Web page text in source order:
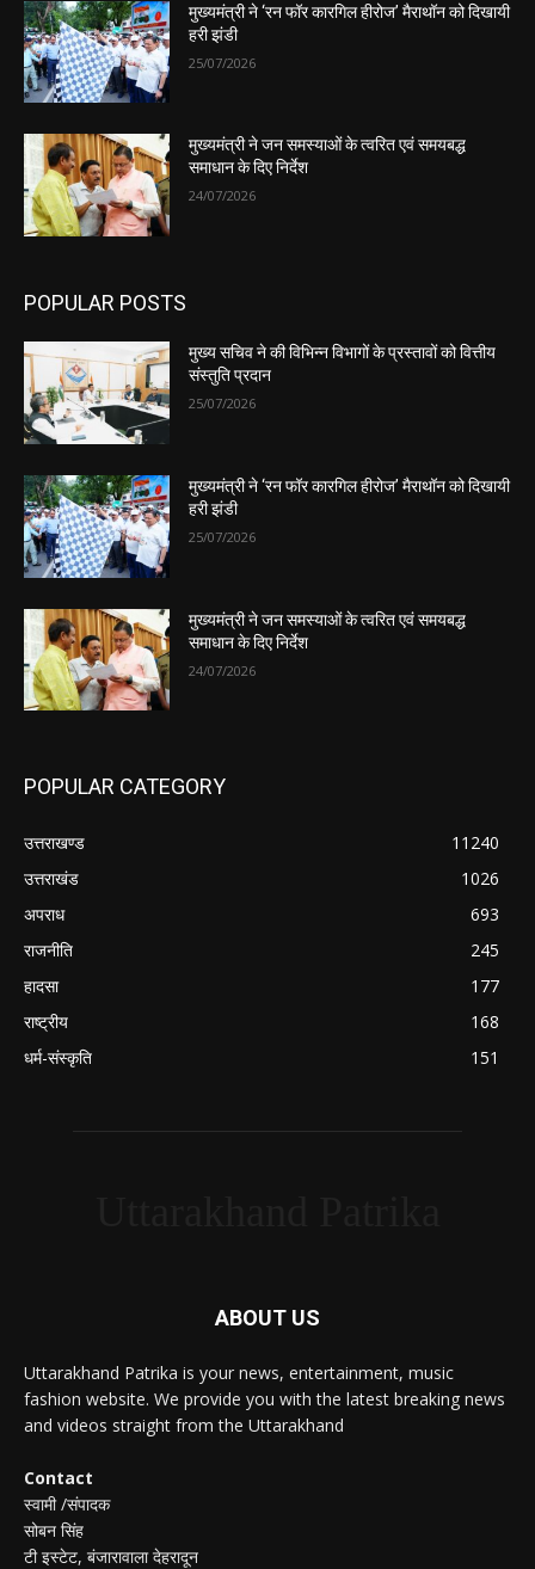
मुख्यमंत्री ने ‘रन फॉर कारगिल हीरोज’ मैराथॉन को दिखायी
हरी झंडी
25/07/2026
मुख्यमंत्री ने जन समस्याओं के त्वरित एवं समयबद्ध
समाधान के दिए निर्देश
24/07/2026
POPULAR POSTS
मुख्य सचिव ने की विभिन्न विभागों के प्रस्तावों को वित्तीय
संस्तुति प्रदान
25/07/2026
मुख्यमंत्री ने ‘रन फॉर कारगिल हीरोज’ मैराथॉन को दिखायी
हरी झंडी
25/07/2026
मुख्यमंत्री ने जन समस्याओं के त्वरित एवं समयबद्ध
समाधान के दिए निर्देश
24/07/2026
POPULAR CATEGORY
उत्तराखण्ड
11240
उत्तराखंड
1026
अपराध
693
राजनीति
245
हादसा
177
राष्ट्रीय
168
धर्म-संस्कृति
151
ABOUT US
Uttarakhand Patrika is your news, entertainment, music
fashion website. We provide you with the latest breaking news
and videos straight from the Uttarakhand
Contact
स्वामी /संपादक
सोबन सिंह
टी इस्टेट, बंजारावाला देहरादून